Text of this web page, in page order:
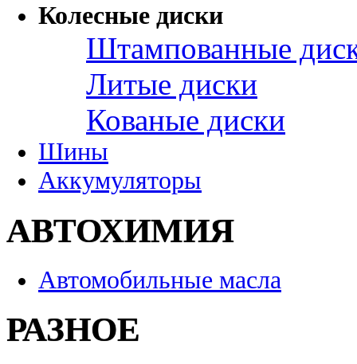
Колесные диски
Штампованные
Литые диски
Кованые диски
Шины
Аккумуляторы
АВТОХИМИЯ
Автомобильные масла
РАЗНОЕ